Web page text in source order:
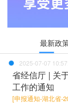
最新政
2025-07-07
省经信厅 | 关
工作的通知
[申报通知-湖北省-